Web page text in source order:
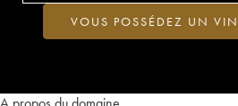
VOUS POSSÉDEZ UN